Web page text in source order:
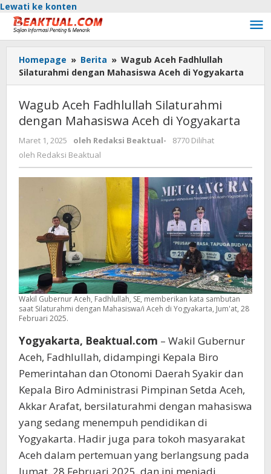
Lewati ke konten
Homepage » Berita » Wagub Aceh Fadhlullah
Silaturahmi dengan Mahasiswa Aceh di Yogyakarta
Wagub Aceh Fadhlullah Silaturahmi
dengan Mahasiswa Aceh di Yogyakarta
Maret 1, 2025 oleh Redaksi Beaktual-
8770 Dilihat
oleh Redaksi Beaktual
Wakil Gubernur Aceh, Fadhlullah, SE, memberikan kata sambutan
saat Silaturahmi dengan Mahasiswa/i Aceh di Yogyakarta, Jum'at, 28
Februari 2025.
Yogyakarta, Beaktual.com – Wakil Gubernur
Aceh, Fadhlullah, didampingi Kepala Biro
Pemerintahan dan Otonomi Daerah Syakir dan
Kepala Biro Administrasi Pimpinan Setda Aceh,
Akkar Arafat, bersilaturahmi dengan mahasiswa
yang sedang menempuh pendidikan di
Yogyakarta. Hadir juga para tokoh masyarakat
Aceh dalam pertemuan yang berlangsung pada